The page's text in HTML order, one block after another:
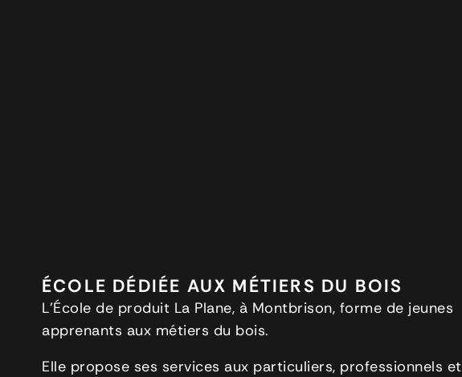
ÉCOLE DÉDIÉE AUX MÉTIERS DU BOIS
L’École de produit La Plane, à Montbrison, forme de jeunes
apprenants aux métiers du bois.
Elle propose ses services aux particuliers, professionnels et